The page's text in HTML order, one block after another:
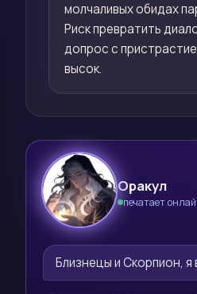
молчаливых обидах
Риск превратить
допрос с
высок.
🔮
Оракул
печатает
Близнецы и Скорпион,